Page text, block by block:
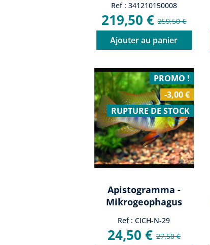
Premium...
Ref : 341210150008
219,50 €259,50 €
Ajouter au panier
Apistogramma -
Mikrogeophagus
Ref : CICH-N-29
24,50 € 27,50 €
PROMO !
-3,00 €
RUPTURE DE STOCK